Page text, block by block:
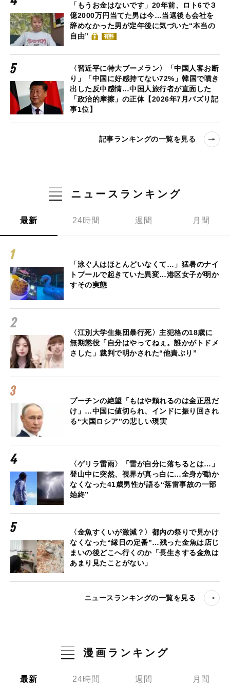
「もうお金はないです」20年前、ロト6で３
億2000万円当てた男は今…当選後も会社を
辞めなかった男が定年後に気づいた“本当の
自由”
有料
〈習近平に特大ブーメラン〉「中国人客お断
り」「中国に好感持てない72%」韓国で噴き
出した反中感情…中国人旅行者が直面した
「政治的摩擦」の正体【2026年7月バズり記
事1位】
記事ランキングの一覧を見る
ニュースランキング
最新 24時間 週間 月間
「泳ぐ人はほとんどいなくて…」猛暑のナイ
トプールで起きていた異変…港区女子が明か
すその実態
〈江別大学生集団暴行死〉主犯格の18歳に
無期懲役「自分はやってねぇ。誰かがトドメ
さした」裁判で明かされた“他責ぶり”
プーチンの絶望「もはや頼れるのは金正恩だ
け」…中国に値切られ、インドに振り回され
る“大国ロシア”の悲しい現実
〈ゲリラ雷雨〉「雷が自分に落ちるとは…」
登山中に突然、視界が真っ白に…全身が動か
なくなった41歳男性が語る“落雷事故の一部
始終”
〈金魚すくいが激減？〉都内の祭りで見かけ
なくなった“縁日の定番”…残った金魚は店じ
まいの後どこへ行くのか「長生きする金魚は
あまり見たことがない」
ニュースランキングの一覧を見る
漫画ランキング
最新 24時間 週間 月間